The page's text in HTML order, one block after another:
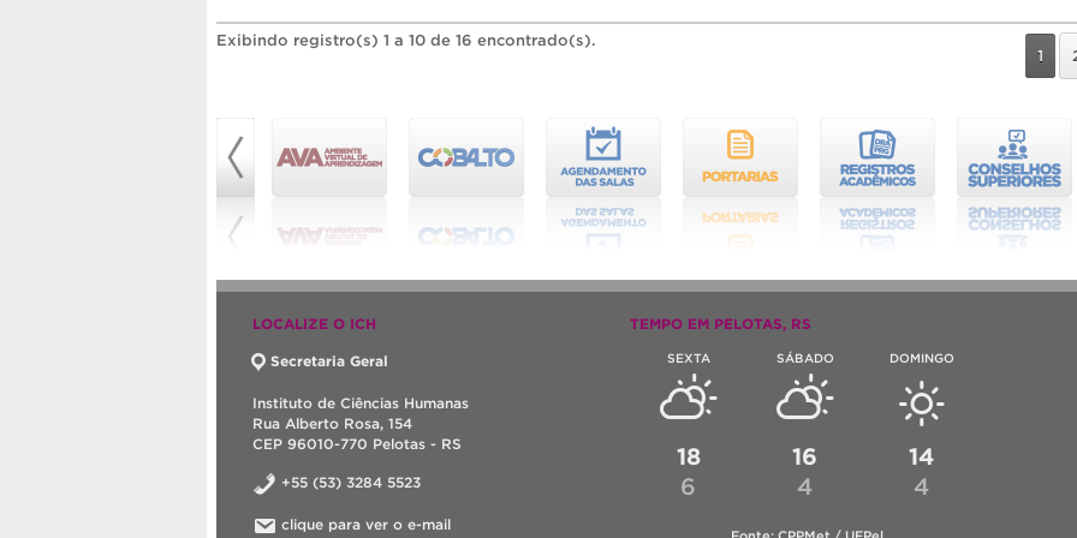
Exibindo registro(s) 1 a 10 de 16 encontrado(s).
1
LOCALIZE O ICH
Secretaria Geral
Instituto de Ciências Humanas
Rua Alberto Rosa, 154
CEP 96010-770 Pelotas - RS
+55 (53) 3284 5523
clique para ver o e-mail
TEMPO EM PELOTAS, RS
SEXTA
18
6
SÁBADO
16
4
DOMINGO
14
4